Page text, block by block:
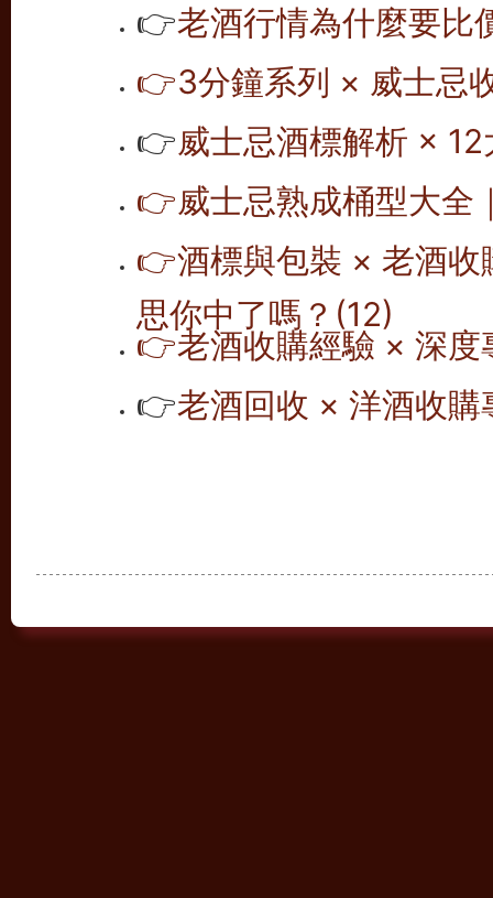
👉老酒行情為什麼要比
👉3分鐘系列 × 威士忌
👉威士忌酒標解析 ×
👉威士忌熟成桶型大全
👉酒標與包裝 × 老酒
思你中了嗎？(12)
👉老酒收購經驗 × 深
👉老酒回收 × 洋酒收